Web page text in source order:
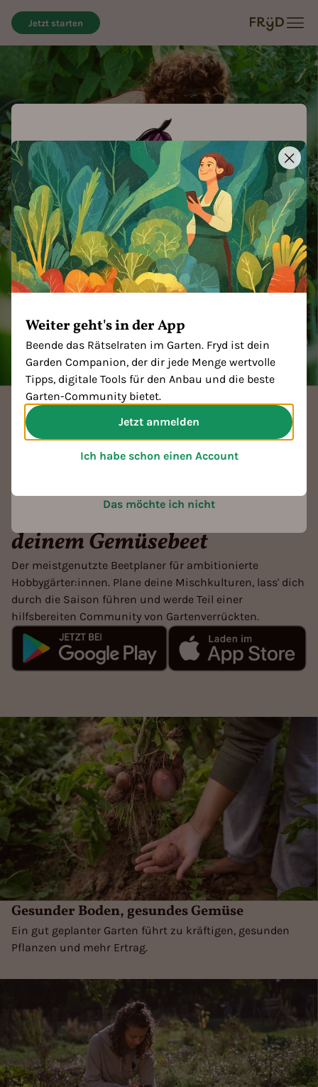
Möchtest du einen Cookie?
Grüne Daumen, aufgepasst! Wir setzen auf unserer
Vernaschen, sondern die digitalen Helferlein. Sie
ermöglichen es uns, herauszufinden, wie unsere
Webseite genutzt wird. Wenn ihr auf „Akzeptieren“
klickt, freuen sich unsere virtuellen Gartenzwerge
und versprechen, eure Daten wie ihre eigene
Gießkanne zu hüten. In unseren
Datenschutzbestimmungenfindet ihr weitere
Informationen.
Das möchte ich nicht
Jetzt starten
Weiter geht's in der App
Beende das Rätselraten im Garten. Fryd ist dein
Garden Companion, der dir jede Menge wertvolle
Tipps, digitale Tools für den Anbau und die beste
Garten-Community bietet.
Jetzt anmelden
Ich habe schon einen Account
Verschenke keinen Platz in
deinem Gemüsebeet
Der meistgenutzte Beetplaner für ambitionierte
Hobbygärter:innen. Plane deine Mischkulturen, lass' dich
durch die Saison führen und werde Teil einer
hilfsbereiten Community von Gartenverrückten.
Gesunder Boden, gesundes Gemüse
Ein gut geplanter Garten führt zu kräftigen, gesunden
Pflanzen und mehr Ertrag.